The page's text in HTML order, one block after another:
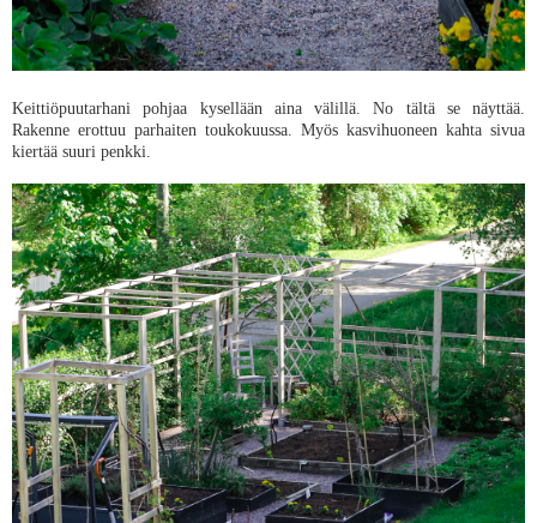
Keittiöpuutarhani pohjaa kysellään aina välillä. No tältä se näyttää.
Rakenne erottuu parhaiten toukokuussa. Myös kasvihuoneen kahta sivua
kiertää suuri penkki.